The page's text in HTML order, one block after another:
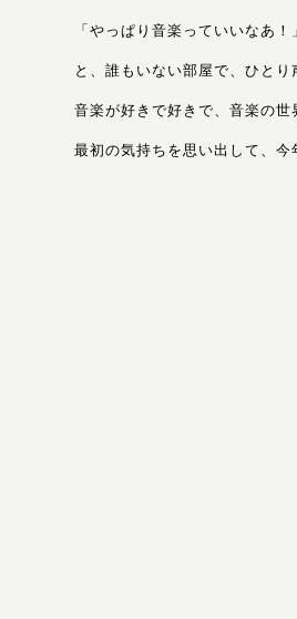
「やっぱり音楽っていいなあ！
と、誰もいない部屋で、ひとり
音楽が好きで好きで、音楽の世
最初の気持ちを思い出して、今